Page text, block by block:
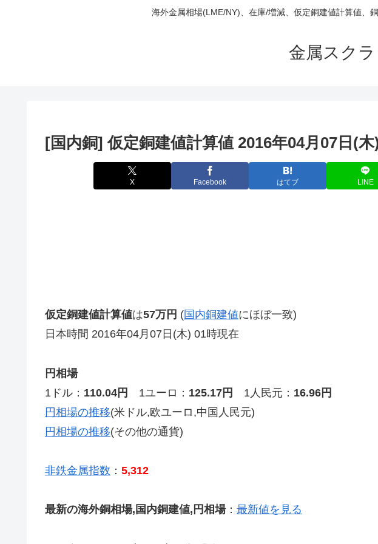
海外金属相場(LME/NY)、在庫/増減、仮定銅建値計算値、
金属スク
[国内銅] 仮定銅建値計算値 2016年04月07日(
X Facebook はてブ LINE
仮定銅建値計算値は57万円 (国内銅建値にほぼ一致)
日本時間 2016年04月07日(木) 01時現在
円相場
1ドル： 110.04円 1ユーロ： 125.17円 1人民元： 16.96円
円相場の推移(米ドル,欧ユーロ,中国人民元)
円相場の推移(その他の通貨)
非鉄金属指数 ： 5,312
最新の海外銅相場,国内銅建値,円相場： 最新値を見る